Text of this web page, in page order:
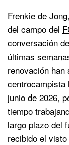
Frenkie de
del campo del
conversación
últimas
renovación
centrocampista
junio de 2026,
tiempo
largo plazo del
recibido el